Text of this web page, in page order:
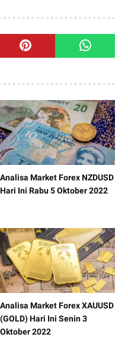
Analisa Market Forex NZDUSD
Hari Ini Rabu 5 Oktober 2022
Analisa Market Forex XAUUSD
(GOLD) Hari Ini Senin 3
Oktober 2022